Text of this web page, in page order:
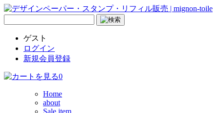
ゲスト
ログイン
新規会員登録
0
Home
about
Sale item